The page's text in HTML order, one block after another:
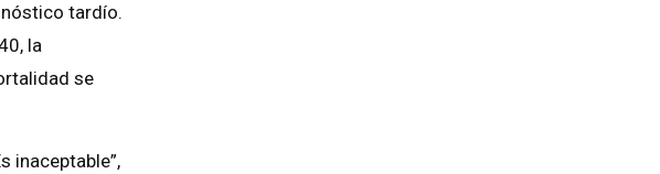
tardío.
la
se
inaceptable”,